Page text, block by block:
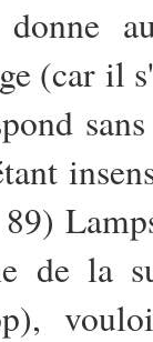
(car il
de la